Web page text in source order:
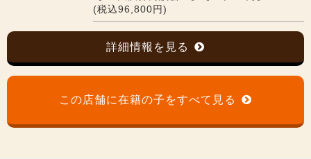
(税込96,800円)
詳細情報を見る
この店舗に在籍の子をすべて見る